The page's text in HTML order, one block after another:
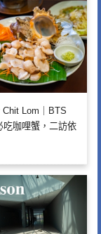
Chit Lom｜BTS
吃咖哩蟹，二訪依